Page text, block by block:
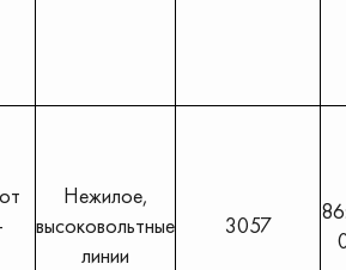
Нежилое,
высоковольтные
линии
3057